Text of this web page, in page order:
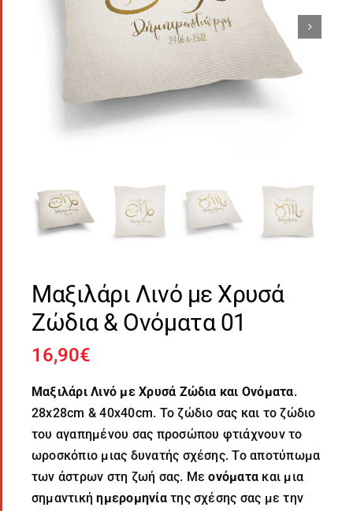
Μαξιλάρι Λινό με Χρυσά
Ζώδια & Ονόματα 01
16,90€
Μαξιλάρι Λινό με Χρυσά Ζώδια και Ονόματα.
28x28cm & 40x40cm. Το ζώδιο σας και το ζώδιο
του αγαπημένου σας προσώπου φτιάχνουν το
ωροσκόπιο μιας δυνατής σχέσης. Το αποτύπωμα
των άστρων στη ζωή σας. Μεονόματα και μια
σημαντικήημερομηνίατης σχέσης σας με την